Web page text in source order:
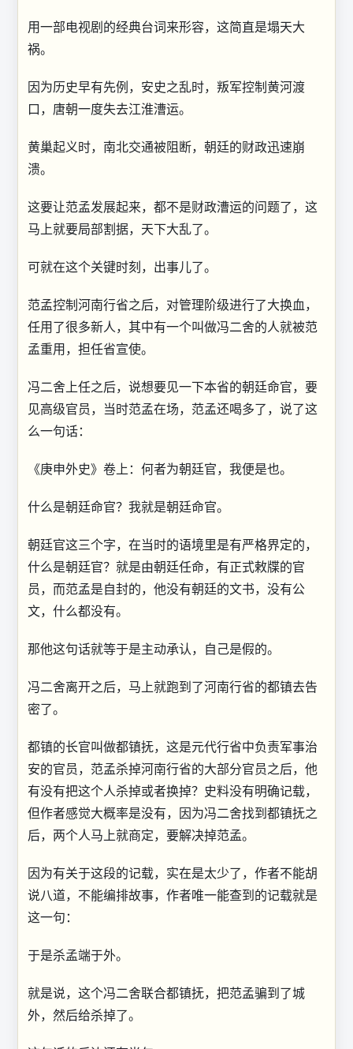
用一部电视剧的经典台词来形容，这简直是塌天大
祸。
因为历史早有先例，安史之乱时，叛军控制黄河渡
口，唐朝一度失去江淮漕运。
黄巢起义时，南北交通被阻断，朝廷的财政迅速崩
溃。
这要让范孟发展起来，都不是财政漕运的问题了，这
马上就要局部割据，天下大乱了。
可就在这个关键时刻，出事儿了。
范孟控制河南行省之后，对管理阶级进行了大换血，
任用了很多新人，其中有一个叫做冯二舍的人就被范
孟重用，担任省宣使。
冯二舍上任之后，说想要见一下本省的朝廷命官，要
见高级官员，当时范孟在场，范孟还喝多了，说了这
么一句话：
《庚申外史》卷上：何者为朝廷官，我便是也。
什么是朝廷命官？我就是朝廷命官。
朝廷官这三个字，在当时的语境里是有严格界定的，
什么是朝廷官？就是由朝廷任命，有正式敕牒的官
员，而范孟是自封的，他没有朝廷的文书，没有公
文，什么都没有。
那他这句话就等于是主动承认，自己是假的。
冯二舍离开之后，马上就跑到了河南行省的都镇去告
密了。
都镇的长官叫做都镇抚，这是元代行省中负责军事治
安的官员，范孟杀掉河南行省的大部分官员之后，他
有没有把这个人杀掉或者换掉？史料没有明确记载，
但作者感觉大概率是没有，因为冯二舍找到都镇抚之
后，两个人马上就商定，要解决掉范孟。
因为有关于这段的记载，实在是太少了，作者不能胡
说八道，不能编排故事，作者唯一能查到的记载就是
这一句：
于是杀孟端于外。
就是说，这个冯二舍联合都镇抚，把范孟骗到了城
外，然后给杀掉了。